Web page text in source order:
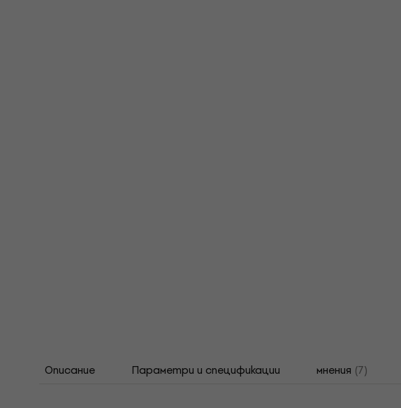
Описание Параметри и спецификации мнения (7)